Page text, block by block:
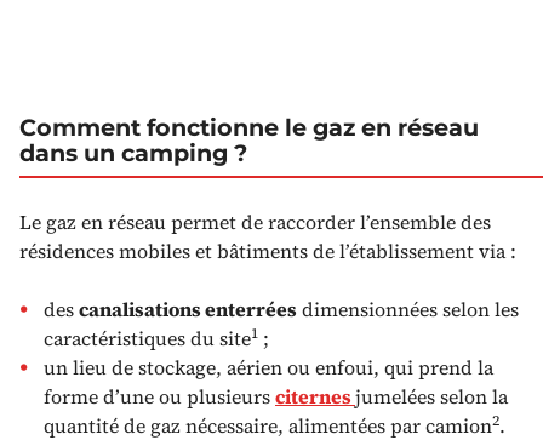
Comment fonctionne le gaz en réseau
dans un camping ?
Le gaz en réseau permet de raccorder l’ensemble des
résidences mobiles et bâtiments de l’établissement via :
descanalisations enterréesdimensionnées selon les
caractéristiques du site1 ;
un lieu de stockage, aérien ou enfoui, qui prend la
forme d’une ou plusieursciternesjumelées selon la
quantité de gaz nécessaire, alimentées par camion2.